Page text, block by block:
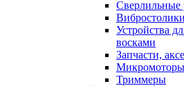
Сверлильные
Вибростолики
Устройства
восками
Запчасти,
Микромоторы
Триммеры